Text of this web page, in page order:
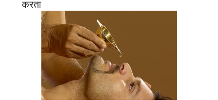
करता